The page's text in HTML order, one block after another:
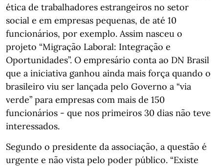
ética de trabalhadores estrangeiros no setor
social e em empresas pequenas, de até 10
funcionários, por exemplo. Assim nasceu o
projeto “Migração Laboral: Integração e
Oportunidades”. O empresário conta ao DN Brasil
que a iniciativa ganhou ainda mais força quando o
brasileiro viu ser lançada pelo Governo a “via
verde” para empresas com mais de 150
funcionários - que nos primeiros 30 dias não teve
interessados.
Segundo o presidente da associação, a questão é
urgente e não vista pelo poder público. “Existe